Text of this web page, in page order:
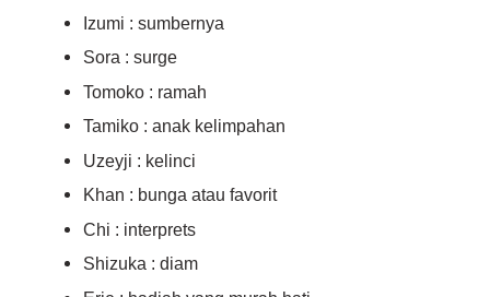
Izumi : sumbernya
Sora : surge
Tomoko : ramah
Tamiko : anak kelimpahan
Uzeyji : kelinci
Khan : bunga atau favorit
Chi : interprets
Shizuka : diam